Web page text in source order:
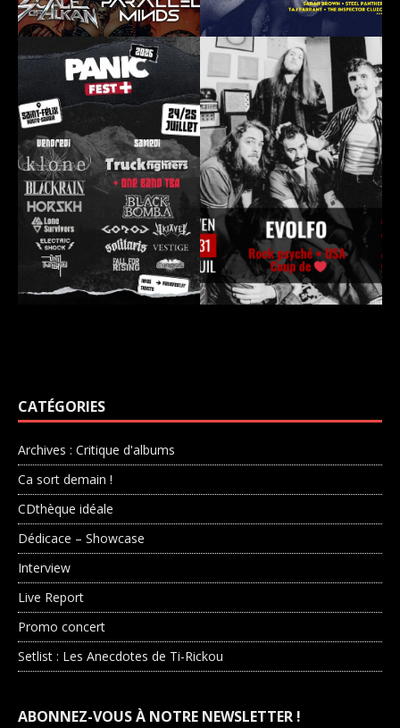
CATÉGORIES
Archives : Critique d'albums
Ca sort demain !
CDthèque idéale
Dédicace – Showcase
Interview
Live Report
Promo concert
Setlist : Les Anecdotes de Ti-Rickou
ABONNEZ-VOUS À NOTRE NEWSLETTER !